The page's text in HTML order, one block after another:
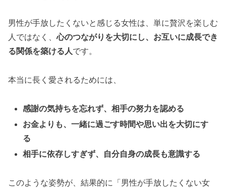
男性が手放したくないと感じる女性は、単に贅沢を楽しむ
人ではなく、心のつながりを大切にし、お互いに成長でき
る関係を築ける人です。
本当に長く愛されるためには、
感謝の気持ちを忘れず、相手の努力を認める
お金よりも、一緒に過ごす時間や思い出を大切にす
る
相手に依存しすぎず、自分自身の成長も意識する
このような姿勢が、結果的に「男性が手放したくない女